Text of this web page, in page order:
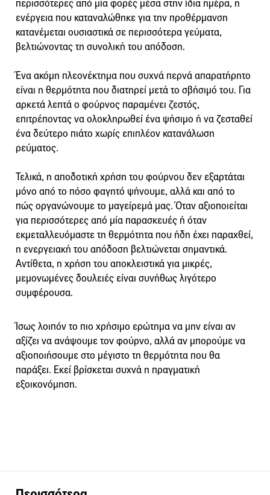
περισσότερες από μία φορές μέσα στην ίδια ημέρα, η
ενέργεια που καταναλώθηκε για την προθέρμανση
κατανέμεται ουσιαστικά σε περισσότερα γεύματα,
βελτιώνοντας τη συνολική του απόδοση.
Ένα ακόμη πλεονέκτημα που συχνά περνά απαρατήρητο
είναι η θερμότητα που διατηρεί μετά το σβήσιμό του. Για
αρκετά λεπτά ο φούρνος παραμένει ζεστός,
επιτρέποντας να ολοκληρωθεί ένα ψήσιμο ή να ζεσταθεί
ένα δεύτερο πιάτο χωρίς επιπλέον κατανάλωση
ρεύματος.
Τελικά, η αποδοτική χρήση του φούρνου δεν εξαρτάται
μόνο από το πόσο φαγητό ψήνουμε, αλλά και από το
πώς οργανώνουμε το μαγείρεμά μας. Όταν αξιοποιείται
για περισσότερες από μία παρασκευές ή όταν
εκμεταλλευόμαστε τη θερμότητα που ήδη έχει παραχθεί,
η ενεργειακή του απόδοση βελτιώνεται σημαντικά.
Αντίθετα, η χρήση του αποκλειστικά για μικρές,
μεμονωμένες δουλειές είναι συνήθως λιγότερο
συμφέρουσα.
Ίσως λοιπόν το πιο χρήσιμο ερώτημα να μην είναι αν
αξίζει να ανάψουμε τον φούρνο, αλλά αν μπορούμε να
αξιοποιήσουμε στο μέγιστο τη θερμότητα που θα
παράξει. Εκεί βρίσκεται συχνά η πραγματική
εξοικονόμηση.